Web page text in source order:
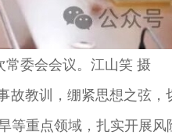
委会会议。江山笑 摄
教训，绷紧思想之弦，
重点领域，扎实开展